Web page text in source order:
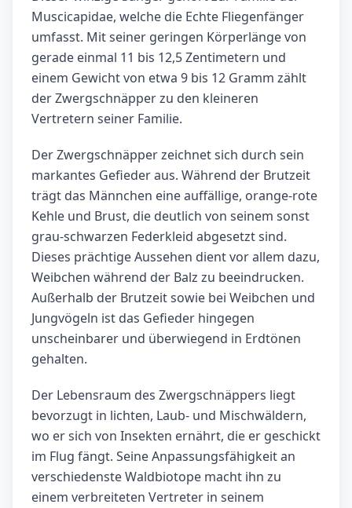
Muscicapidae, welche die Echte Fliegenfänger
umfasst. Mit seiner geringen Körperlänge von
gerade einmal 11 bis 12,5 Zentimetern und
einem Gewicht von etwa 9 bis 12 Gramm zählt
der Zwergschnäpper zu den kleineren
Vertretern seiner Familie.
Der Zwergschnäpper zeichnet sich durch sein
markantes Gefieder aus. Während der Brutzeit
trägt das Männchen eine auffällige, orange-rote
Kehle und Brust, die deutlich von seinem sonst
grau-schwarzen Federkleid abgesetzt sind.
Dieses prächtige Aussehen dient vor allem dazu,
Weibchen während der Balz zu beeindrucken.
Außerhalb der Brutzeit sowie bei Weibchen und
Jungvögeln ist das Gefieder hingegen
unscheinbarer und überwiegend in Erdtönen
gehalten.
Der Lebensraum des Zwergschnäppers liegt
bevorzugt in lichten, Laub- und Mischwäldern,
wo er sich von Insekten ernährt, die er geschickt
im Flug fängt. Seine Anpassungsfähigkeit an
verschiedenste Waldbiotope macht ihn zu
einem verbreiteten Vertreter in seinem